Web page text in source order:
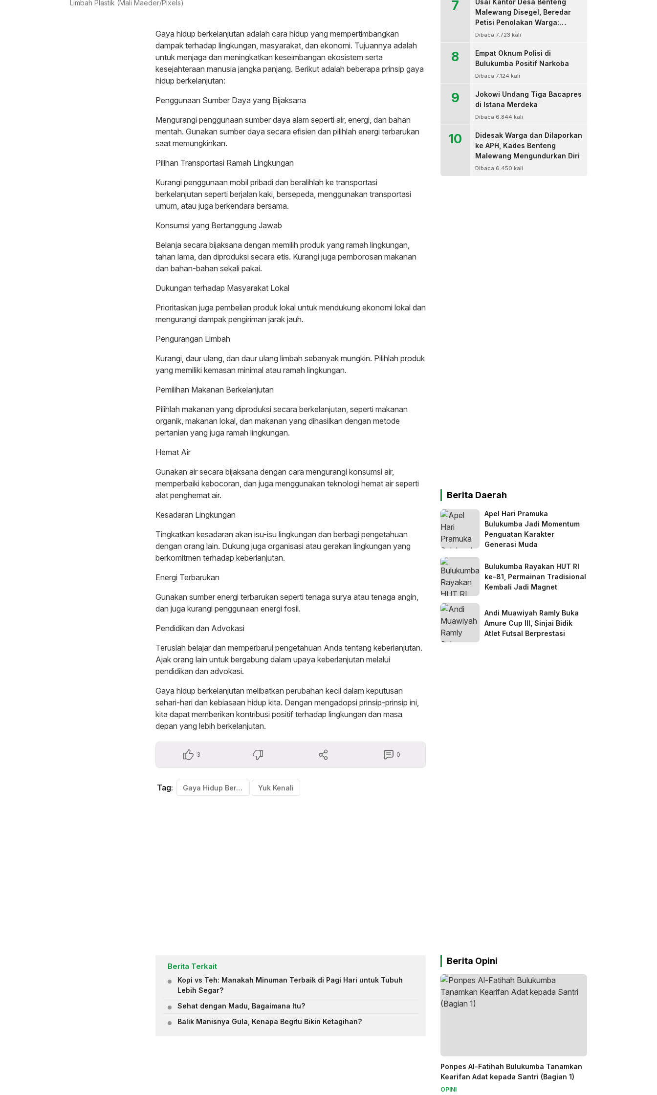
Limbah Plastik (Mali Maeder/Pixels)
Gaya hidup berkelanjutan adalah cara hidup yang mempertimbangkan
dampak terhadap lingkungan, masyarakat, dan ekonomi. Tujuannya adalah
untuk menjaga dan meningkatkan keseimbangan ekosistem serta
kesejahteraan manusia jangka panjang. Berikut adalah beberapa prinsip gaya
hidup berkelanjutan:
Penggunaan Sumber Daya yang Bijaksana
Mengurangi penggunaan sumber daya alam seperti air, energi, dan bahan
mentah. Gunakan sumber daya secara efisien dan pilihlah energi terbarukan
saat memungkinkan.
Pilihan Transportasi Ramah Lingkungan
Kurangi penggunaan mobil pribadi dan beralihlah ke transportasi
berkelanjutan seperti berjalan kaki, bersepeda, menggunakan transportasi
umum, atau juga berkendara bersama.
Konsumsi yang Bertanggung Jawab
Belanja secara bijaksana dengan memilih produk yang ramah lingkungan,
tahan lama, dan diproduksi secara etis. Kurangi juga pemborosan makanan
dan bahan-bahan sekali pakai.
Dukungan terhadap Masyarakat Lokal
Prioritaskan juga pembelian produk lokal untuk mendukung ekonomi lokal dan
mengurangi dampak pengiriman jarak jauh.
Pengurangan Limbah
Kurangi, daur ulang, dan daur ulang limbah sebanyak mungkin. Pilihlah produk
yang memiliki kemasan minimal atau ramah lingkungan.
Pemilihan Makanan Berkelanjutan
Pilihlah makanan yang diproduksi secara berkelanjutan, seperti makanan
organik, makanan lokal, dan makanan yang dihasilkan dengan metode
pertanian yang juga ramah lingkungan.
Hemat Air
Gunakan air secara bijaksana dengan cara mengurangi konsumsi air,
memperbaiki kebocoran, dan juga menggunakan teknologi hemat air seperti
alat penghemat air.
Kesadaran Lingkungan
Tingkatkan kesadaran akan isu-isu lingkungan dan berbagi pengetahuan
dengan orang lain. Dukung juga organisasi atau gerakan lingkungan yang
berkomitmen terhadap keberlanjutan.
Energi Terbarukan
Gunakan sumber energi terbarukan seperti tenaga surya atau tenaga angin,
dan juga kurangi penggunaan energi fosil.
Pendidikan dan Advokasi
Teruslah belajar dan memperbarui pengetahuan Anda tentang keberlanjutan.
Ajak orang lain untuk bergabung dalam upaya keberlanjutan melalui
pendidikan dan advokasi.
Gaya hidup berkelanjutan melibatkan perubahan kecil dalam keputusan
sehari-hari dan kebiasaan hidup kita. Dengan mengadopsi prinsip-prinsip ini,
kita dapat memberikan kontribusi positif terhadap lingkungan dan masa
depan yang lebih berkelanjutan.
3 0
Tag: Gaya Hidup Berkelanjutan Yuk Kenali
Berita Terkait
Kopi vs Teh: Manakah Minuman Terbaik di Pagi Hari untuk Tubuh
Lebih Segar?
Sehat dengan Madu, Bagaimana Itu?
Balik Manisnya Gula, Kenapa Begitu Bikin Ketagihan?
7
Usai Kantor Desa Benteng
Malewang Disegel, Beredar
Petisi Penolakan Warga:
Sekretaris Hingga BPD Turut
Dibaca 7.723 kali
8
Empat Oknum Polisi di
Bulukumba Positif Narkoba
Dibaca 7.124 kali
9
Jokowi Undang Tiga Bacapres
di Istana Merdeka
Dibaca 6.844 kali
10
Didesak Warga dan Dilaporkan
ke APH, Kades Benteng
Malewang Mengundurkan Diri
Dibaca 6.450 kali
Berita Daerah
Apel Hari Pramuka
Bulukumba Jadi Momentum
Penguatan Karakter
Generasi Muda
Bulukumba Rayakan HUT RI
ke-81, Permainan Tradisional
Kembali Jadi Magnet
Andi Muawiyah Ramly Buka
Amure Cup III, Sinjai Bidik
Atlet Futsal Berprestasi
Berita Opini
Ponpes Al-Fatihah Bulukumba Tanamkan
Kearifan Adat kepada Santri (Bagian 1)
OPINI